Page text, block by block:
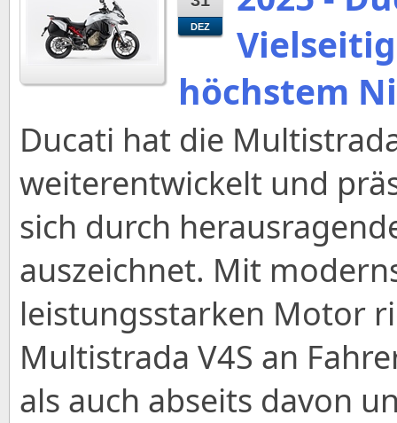
DEZ
höchstem
Ducati hat die
weiterentwickelt und
sich durch
auszeichnet. Mit
leistungsstarken Motor
Multistrada V4S an
als auch abseits davon